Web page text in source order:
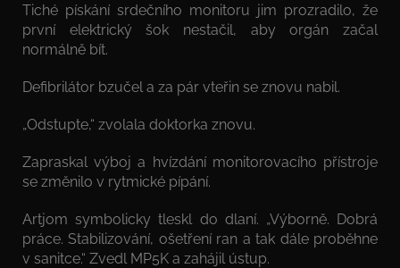
Tiché pískání srdečního monitoru jim prozradilo, že
první elektrický šok nestačil, aby orgán začal
normálně bít.
Defibrilátor bzučel a za pár vteřin se znovu nabil.
„Odstupte,“ zvolala doktorka znovu.
Zapraskal výboj a hvízdání monitorovacího přístroje
se změnilo v rytmické pípání.
Artjom symbolicky tleskl do dlaní. „Výborně. Dobrá
práce. Stabilizování, ošetření ran a tak dále proběhne
v sanitce.“ Zvedl MP5K a zahájil ústup.